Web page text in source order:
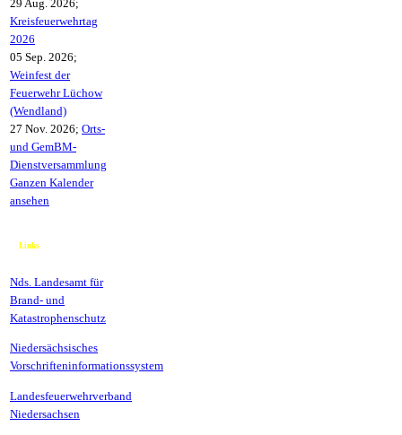
29 Aug. 2026;
Kreisfeuerwehrtag
2026
05 Sep. 2026;
Weinfest der
Feuerwehr Lüchow
(Wendland)
27 Nov. 2026; Orts-
und GemBM-
Dienstversammlung
Ganzen Kalender
ansehen
Links
Nds. Landesamt für
Brand- und
Katastrophenschutz
Niedersächsisches
Vorschrifteninformationssystem
Landesfeuerwehrverband
Niedersachsen